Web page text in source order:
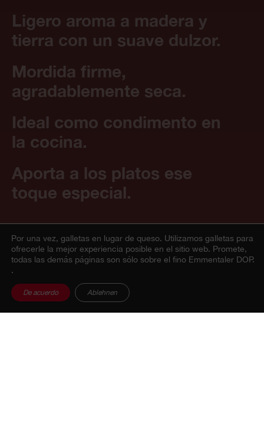
Ligero aroma a madera y
tierra con un suave dulzor.
Mordida firme,
agradablemente seca.
Ideal como condimento en
la cocina.
Aporta a los platos ese
toque especial.
Por una vez, galletas en lugar de queso. Utilizamos galletas para
ofrecerle la mejor experiencia posible en el sitio web. Promete,
todas las demás páginas son sólo sobre el fino Emmentaler DOP.
.
De acuerdo Ablehnen